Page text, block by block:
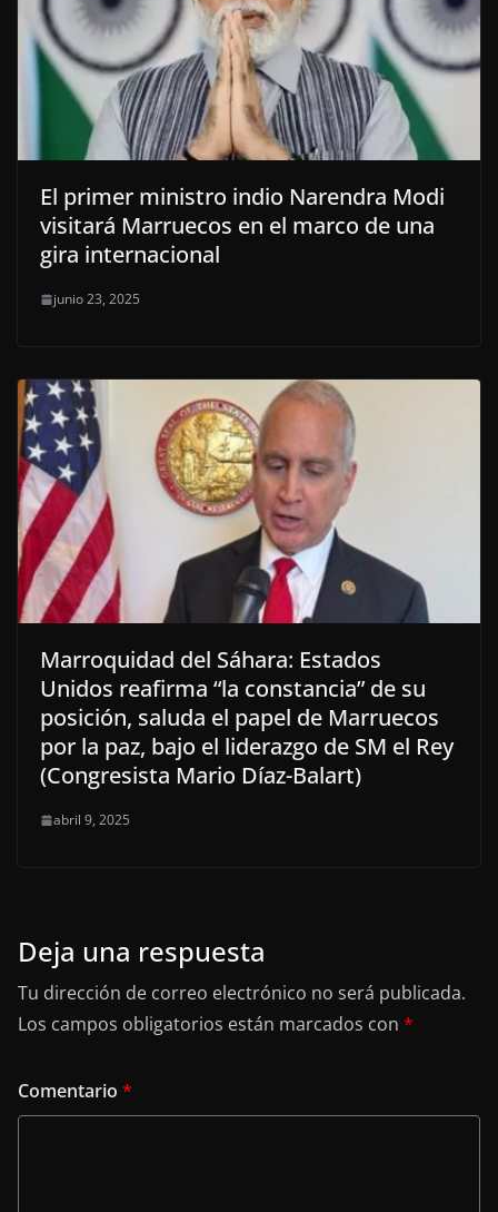
El primer ministro indio Narendra Modi
visitará Marruecos en el marco de una
gira internacional
junio 23, 2025
Marroquidad del Sáhara: Estados
Unidos reafirma “la constancia” de su
posición, saluda el papel de Marruecos
por la paz, bajo el liderazgo de SM el Rey
(Congresista Mario Díaz-Balart)
abril 9, 2025
Deja una respuesta
Tu dirección de correo electrónico no será publicada.
Los campos obligatorios están marcados con *
Comentario *